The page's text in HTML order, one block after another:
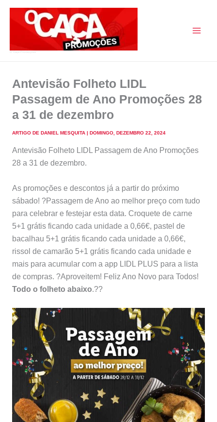
Antevisão Folheto LIDL
Passagem de Ano Promoções 28
a 31 de dezembro
ARTIGO DE DANIEL MESQUITA | DOMINGO, DEZEMBRO 22, 2024
Antevisão Folheto LIDL Passagem de Ano Promoções
28 a 31 de dezembro.
As promoções e descontos já a partir do próximo
sábado! ?Passagem de Ano ao melhor preço com tudo
para celebrar e festejar esta data. Croquete de carne
5+1 grátis ficando cada unidade a 0,66€, pastel de
bacalhau 5+1 grátis ficando cada unidade a 0,66€,
rissol de camarão 5+1 grátis ficando cada unidade e
mais para acumular com a app LIDL PLUS para a lista
de compras. ?Aproveitem! Feliz Ano Novo para Todos!
Todo o folheto abaixo.??